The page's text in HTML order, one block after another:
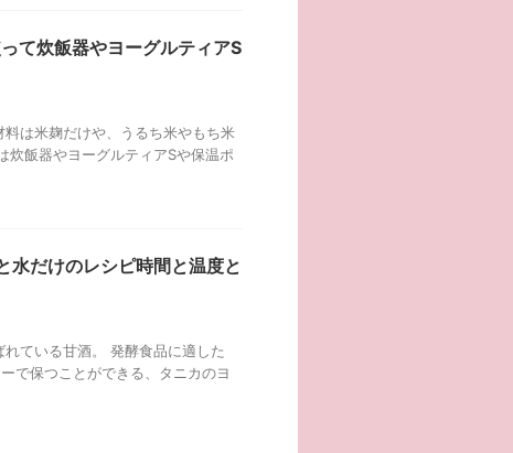
て炊飯器やヨーグルティアS
は米麹だけや、うるち米やもち米
炊飯器やヨーグルティアSや保温ポ
水だけのレシピ時間と温度と
ている甘酒。 発酵食品に適した
保つことができる、タニカのヨ